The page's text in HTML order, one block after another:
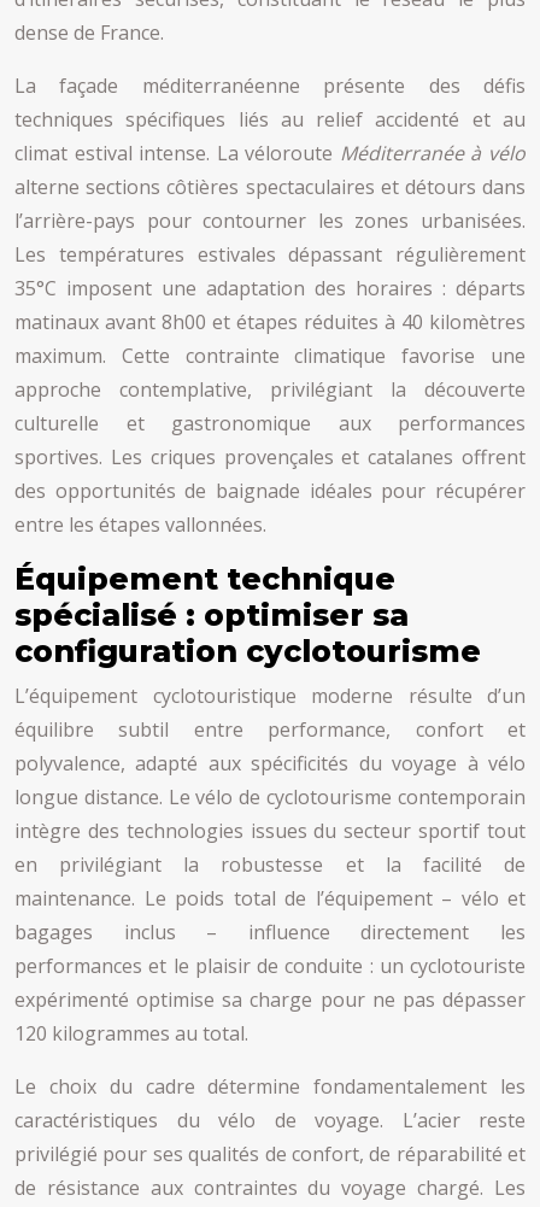
dense de France.
La façade méditerranéenne présente des défis
techniques spécifiques liés au relief accidenté et au
climat estival intense. La véloroute Méditerranée à vélo
alterne sections côtières spectaculaires et détours dans
l’arrière-pays pour contourner les zones urbanisées.
Les températures estivales dépassant régulièrement
35°C imposent une adaptation des horaires : départs
matinaux avant 8h00 et étapes réduites à 40 kilomètres
maximum. Cette contrainte climatique favorise une
approche contemplative, privilégiant la découverte
culturelle et gastronomique aux performances
sportives. Les criques provençales et catalanes offrent
des opportunités de baignade idéales pour récupérer
entre les étapes vallonnées.
Équipement technique
spécialisé : optimiser sa
configuration cyclotourisme
L’équipement cyclotouristique moderne résulte d’un
équilibre subtil entre performance, confort et
polyvalence, adapté aux spécificités du voyage à vélo
longue distance. Le vélo de cyclotourisme contemporain
intègre des technologies issues du secteur sportif tout
en privilégiant la robustesse et la facilité de
maintenance. Le poids total de l’équipement – vélo et
bagages inclus – influence directement les
performances et le plaisir de conduite : un cyclotouriste
expérimenté optimise sa charge pour ne pas dépasser
120 kilogrammes au total.
Le choix du cadre détermine fondamentalement les
caractéristiques du vélo de voyage. L’acier reste
privilégié pour ses qualités de confort, de réparabilité et
de résistance aux contraintes du voyage chargé. Les